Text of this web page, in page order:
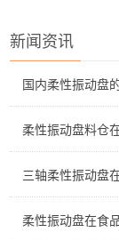
新闻资讯
国内柔性振动盘
柔性振动盘料仓
三轴柔性振动盘
柔性振动盘在食